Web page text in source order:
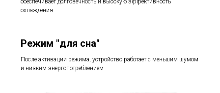
обеспечивает долговечность и высокую эффективность
охлаждения
Режим "для сна"
После активации режима, устройство работает с меньшим шумом
и низким энергопотреблением